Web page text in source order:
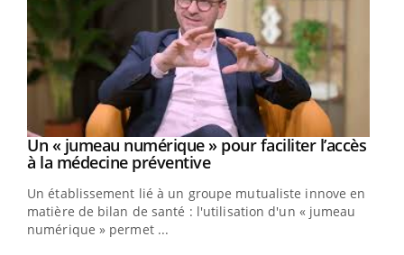
Youtube
Un « jumeau numérique » pour faciliter l’accès
à la médecine préventiveYoutube
Un établissement lié à un groupe mutualiste innove en
matière de bilan de santé : l'utilisation d'un « jumeau
numérique » permet ...